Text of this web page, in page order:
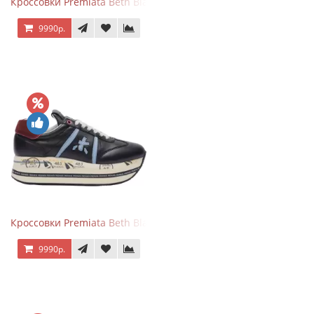
9990р.
Кроссовки Premiata Beth Black Blue
9990р.